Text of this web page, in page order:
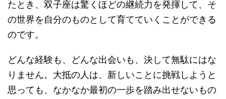
たとき、双子座は驚くほどの継続力を発揮して、そ
の世界を自分のものとして育てていくことができる
のです。
どんな経験も、どんな出会いも、決して無駄にはな
りません。大抵の人は、新しいことに挑戦しようと
思っても、なかなか最初の一歩を踏み出せないもの